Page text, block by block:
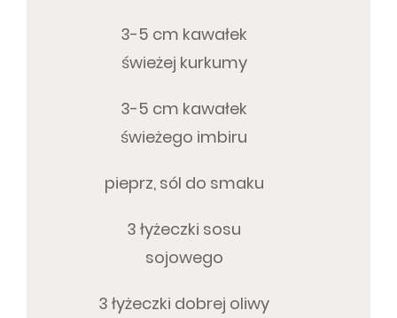
3-5 cm kawałek
świeżej kurkumy
3-5 cm kawałek
świeżego imbiru
pieprz, sól do smaku
3 łyżeczki sosu
sojowego
3 łyżeczki dobrej oliwy